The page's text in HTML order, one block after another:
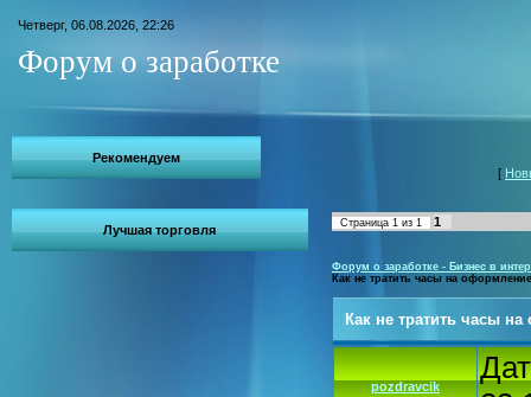
Четверг, 06.08.2026, 22:26
Форум о заработке
Рекомендуем
Лучшая торговля
[
Страница 1 из 1 1
Форум о заработке - Бизнес в
Как не тратить часы на
Как не тратить часы
pozdravcik